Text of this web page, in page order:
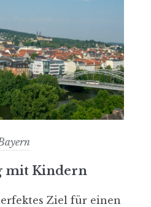
mit Kindern
Ziel für einen